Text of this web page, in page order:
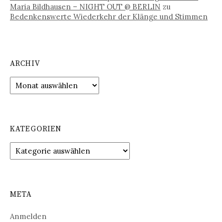
Maria Bildhausen – NIGHT OUT @ BERLIN zu
Bedenkenswerte Wiederkehr der Klänge und Stimmen
ARCHIV
Archiv
KATEGORIEN
Kategorien
META
Anmelden